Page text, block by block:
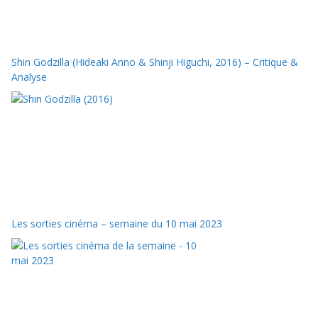
Shin Godzilla (Hideaki Anno & Shinji Higuchi, 2016) – Critique &
Analyse
Les sorties cinéma – semaine du 10 mai 2023